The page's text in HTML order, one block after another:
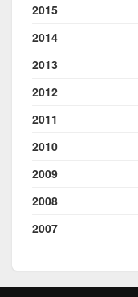
2015
2014
2013
2012
2011
2010
2009
2008
2007